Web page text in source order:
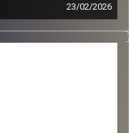
23/02/2026
היום אנחנו מדברות על
הדור שתמיד שואל